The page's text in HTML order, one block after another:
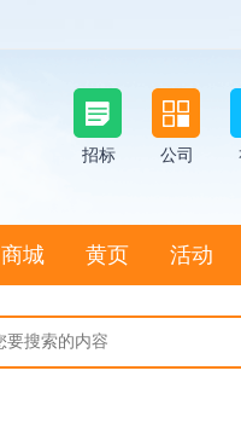
招标 公司
商城 黄页 活动